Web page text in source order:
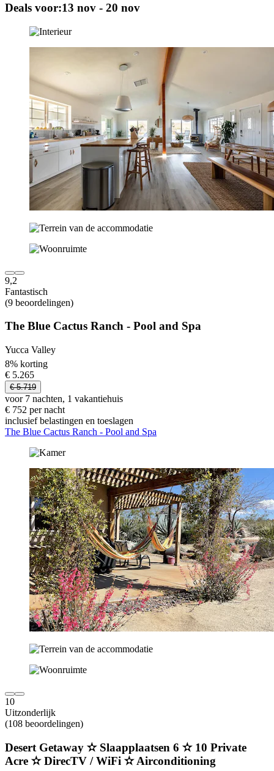
Deals voor:13 nov - 20 nov
9,2
Fantastisch
(9 beoordelingen)
The Blue Cactus Ranch - Pool and Spa
Yucca Valley
8% korting
€ 5.265
€ 5.719
voor 7 nachten, 1 vakantiehuis
€ 752 per nacht
inclusief belastingen en toeslagen
The Blue Cactus Ranch - Pool and Spa
10
Uitzonderlijk
(108 beoordelingen)
Desert Getaway ✫ Slaapplaatsen 6 ✫ 10 Private
Acre ✫ DirecTV / WiFi ✫ Airconditioning